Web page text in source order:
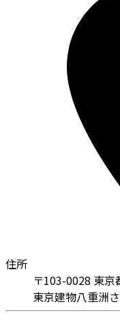
住所
〒103-0028 東
東京建物八重洲